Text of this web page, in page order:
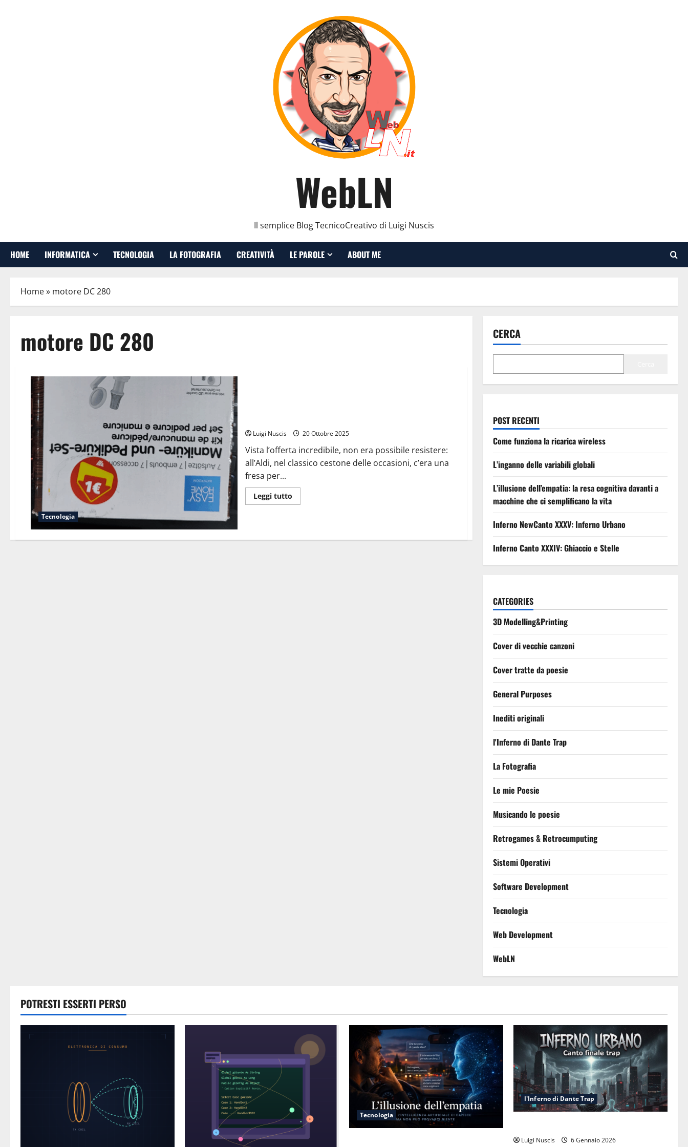
WebLN
Il semplice Blog TecnicoCreativo di Luigi Nuscis
HOME INFORMATICA TECNOLOGIA LA FOTOGRAFIA CREATIVITÀ LE PAROLE ABOUT ME
Home» motore DC 280
motore DC 280
Tecnologia
Luigi Nuscis 20 Ottobre 2025
Vista l’offerta incredibile, non era possibile resistere:
all’Aldi, nel classico cestone delle occasioni, c’era una
fresa per...
Leggi tuttoLeggi
di
manicure
CERCA
POST RECENTI
Come funziona la ricarica wireless
L’inganno delle variabili globali
L’illusione dell’empatia: la resa cognitiva davanti a
macchine che ci semplificano la vita
Inferno NewCanto XXXV: Inferno Urbano
Inferno Canto XXXIV: Ghiaccio e Stelle
CATEGORIES
3D Modelling&Printing
Cover di vecchie canzoni
Cover tratte da poesie
General Purposes
Inediti originali
l'Inferno di Dante Trap
La Fotografia
Le mie Poesie
Musicando le poesie
Retrogames & Retrocumputing
Sistemi Operativi
Software Development
Tecnologia
Web Development
WebLN
POTRESTI ESSERTI PERSO
Tecnologia
l'Inferno di Dante Trap
Luigi Nuscis 6 Gennaio 2026